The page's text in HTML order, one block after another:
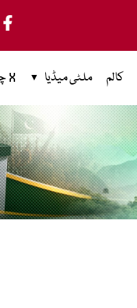
کالم ملٹی میڈیا X چینلز